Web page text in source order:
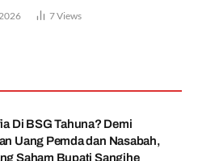
7Views
Di BSG Tahuna? Demi
Uang Pemda dan Nasabah,
Saham Bupati Sangihe